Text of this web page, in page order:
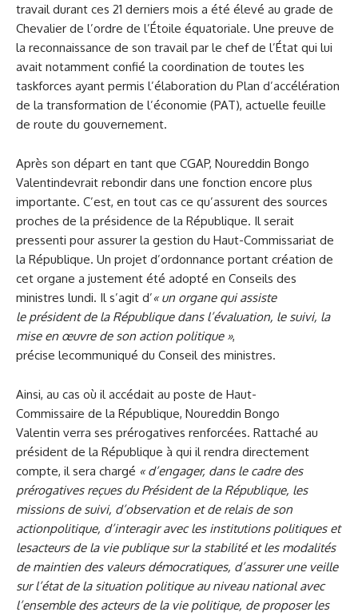
travail durant ces 21 derniers mois a été élevé au grade de
Chevalier de l’ordre de l’Étoile équatoriale. Une preuve de
la reconnaissance de son travail par le chef de l’État qui lui
avait notamment confié la coordination de toutes les
taskforces ayant permis l’élaboration du Plan d’accélération
de la transformation de l’économie (PAT), actuelle feuille
de route du gouvernement.
Après son départ en tant que CGAP, Noureddin Bongo
Valentindevrait rebondir dans une fonction encore plus
importante. C’est, en tout cas ce qu’assurent des sources
proches de la présidence de la République. Il serait
pressenti pour assurer la gestion du Haut-Commissariat de
la République. Un projet d’ordonnance portant création de
cet organe a justement été adopté en Conseils des
ministres lundi. Il s’agit d’«un organe qui assiste
le président de la République dans l’évaluation, le suivi, la
mise en œuvre de son action politique»,
précise lecommuniqué du Conseil des ministres.
Ainsi, au cas où il accédait au poste de Haut-
Commissaire de la République, Noureddin Bongo
Valentin verra ses prérogatives renforcées. Rattaché au
président de la République à qui il rendra directement
compte, il sera chargé « d’engager, dans le cadre des
prérogatives reçues du Président de la République, les
missions de suivi, d’observation et de relais de son
actionpolitique, d’interagir avec les institutions politiques et
lesacteurs de la vie publique sur la stabilité et les modalités
de maintien des valeurs démocratiques, d’assurer une veille
sur l’état de la situation politique au niveau national avec
l’ensemble des acteurs de la vie politique, de proposer les